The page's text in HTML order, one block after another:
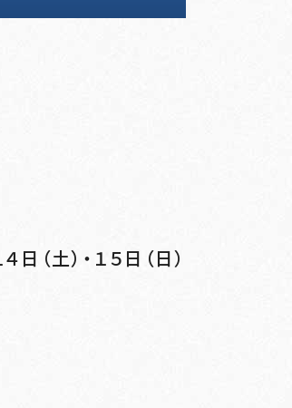
（土）・１５日（日）